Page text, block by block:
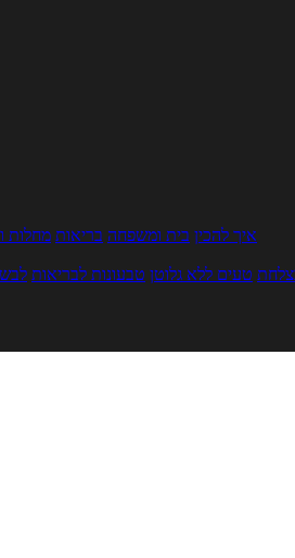
איך להכין בית ומשפחה בריאות מחלות
טעים ללא גלוטן טבעונות לבריאות